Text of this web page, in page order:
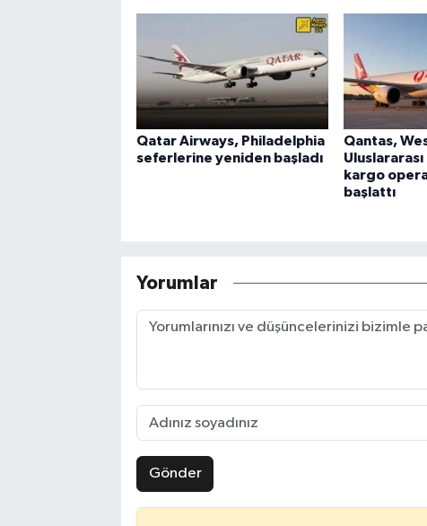
Qatar Airways, Philadelphia
seferlerine yeniden başladı
Qantas,
kargo
başlattı
Yorumlar
Gönder